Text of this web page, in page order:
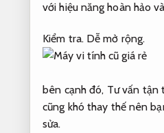
với hiệu năng hoàn hảo
Kiểm tra. Dễ mở rộng.
bên cạnh đó, Tư vấn tận
cũng khó thay thế nên
sửa.